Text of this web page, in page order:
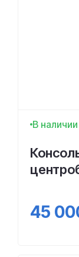
В наличии
45